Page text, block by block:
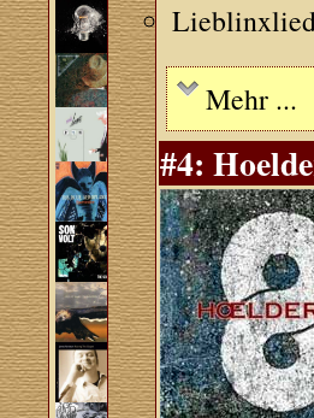
Mehr ...
#4: